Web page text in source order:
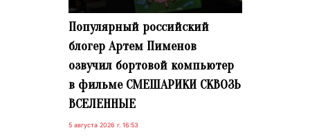
Популярный российский
блогер Артем Пименов
озвучил бортовой компьютер
в фильме СМЕШАРИКИ СКВОЗЬ
ВСЕЛЕННЫЕ
5 августа 2026 г. 16:53